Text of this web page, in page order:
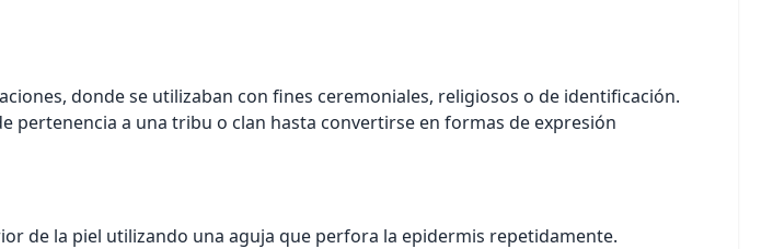
donde se utilizaban con fines ceremoniales, religiosos o de identificación.
pertenencia a una tribu o clan hasta convertirse en formas de expresión
de la piel utilizando una aguja que perfora la epidermis repetidamente.